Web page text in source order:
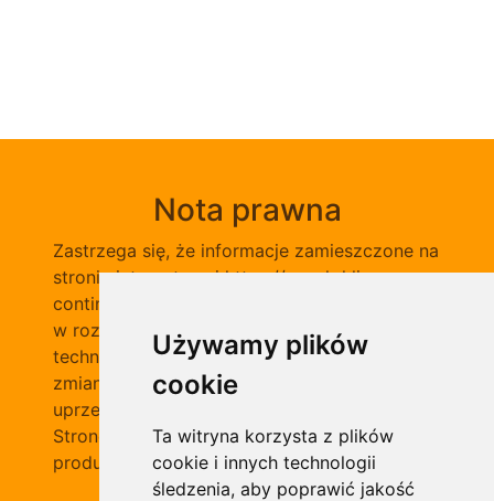
Używamy plików
cookie
Ta witryna korzysta z plików
cookie i innych technologii
śledzenia, aby poprawić jakość
Nota prawna
Zastrzega się, że informacje zamieszczone na
stronie internetowej https://pasek-klinowy-
continental.pl/ nie-stanowią oferty handlowej
w rozumieniu prawa, ponadto opisy, dane
techniczne i pozostałe informacje mogą ulec
zmianie bez podania przyczyny i bez
uprzedzenia.
Stronę opracowano na bazie informacji o
produktach marki Continental i SIT